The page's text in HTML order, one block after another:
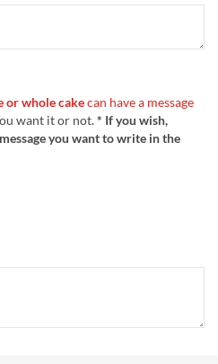
or whole cakecan have a message
want it or not.* If you wish,
you want to write in the